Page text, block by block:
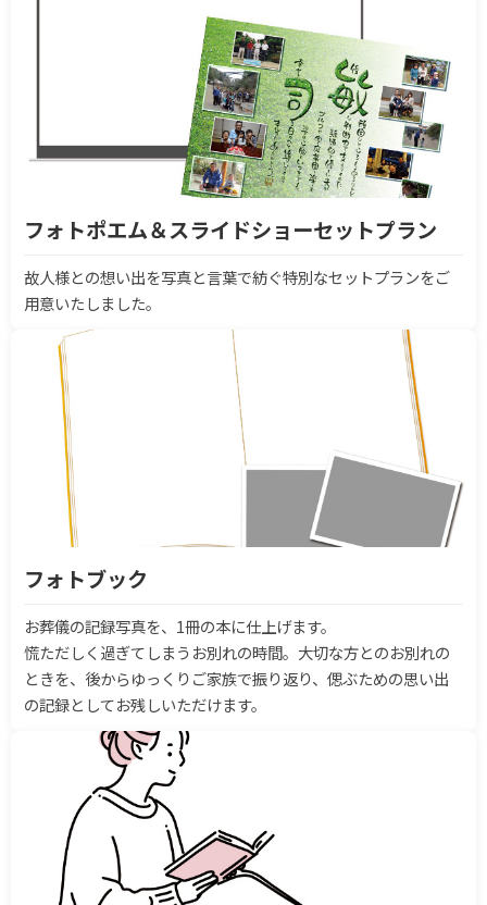
フォトポエム＆スライドショーセットプラン
故人様との想い出を写真と言葉で紡ぐ特別なセットプランをご
用意いたしました。
フォトブック
お葬儀の記録写真を、1冊の本に仕上げます。
慌ただしく過ぎてしまうお別れの時間。大切な方とのお別れの
ときを、後からゆっくりご家族で振り返り、偲ぶための思い出
の記録としてお残しいただけます。